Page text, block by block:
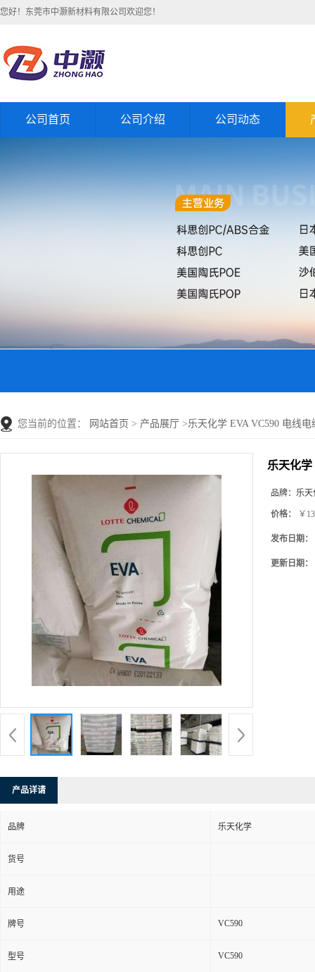
您好！东莞市中灏新材料有限公司欢迎您！
公司首页 公司介绍 公司动态
您当前的位置： 网站首页 > 产品展厅 >乐天化学 EVA VC590 电线
乐天化
品牌： 乐天
价格： ￥
发布日期：
更新日期：
产品详请
品牌 乐天化学
货号
用途
牌号 VC590
型号 VC590